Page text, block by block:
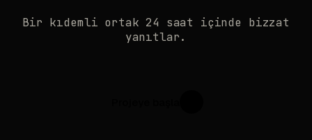
Bir kıdemli ortak 24 saat içinde bizzat
yanıtlar.